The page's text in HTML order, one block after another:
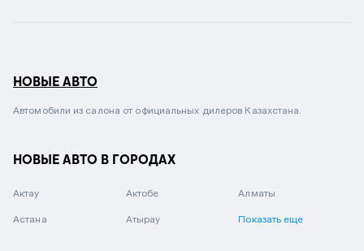
НОВЫЕ АВТО
Автомобили из салона от официальных дилеров Казахстана.
НОВЫЕ АВТО В ГОРОДАХ
Актау Актобе Алматы
Астана Атырау Показать еще